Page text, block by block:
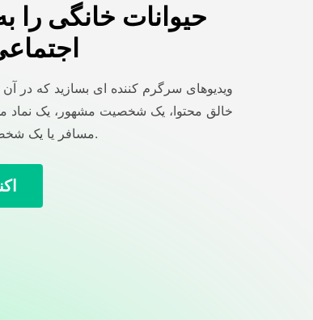
حیوانات خانگی را
ویدیوهای سرگرم کننده ای بسازید که در
خالق محتوا، یک شخصیت مشهور، یک نماد
مسافر یا یک شخصیت اینترنتی تبدیل شود.